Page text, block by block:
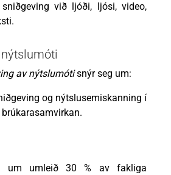
við ljóði, ljósi, video,
av nýtslumótisnýr seg um:
og nýtslusemiskanning í
um umleið 30 % av fakliga